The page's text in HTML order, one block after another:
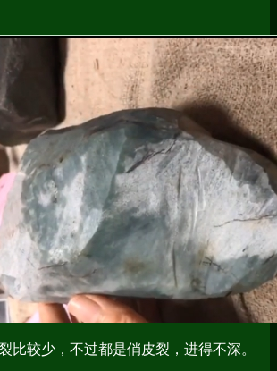
比较少，不过都是俏皮裂，进得不深。